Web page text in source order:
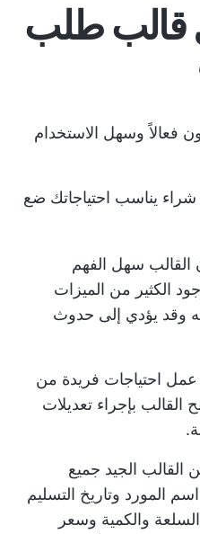
قالب طلب
فعالاً وسهل الاستخدام
يناسب احتياجاتك ضع
سهل الفهم
الكثير من الميزات
وقد يؤدي إلى حدوث
احتياجات فريدة من
القالب بإجراء تعديلات
القالب الجيد جميع
المورد وتاريخ التسليم
والكمية وسعر